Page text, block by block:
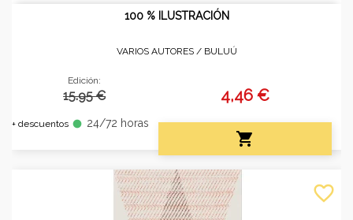
100 % ILUSTRACIÓN
VARIOS AUTORES / BULUÚ
Edición:
15.95 €
+ descuentos fiber_manual_record 24/72 horas
4,46 €

favorite_border